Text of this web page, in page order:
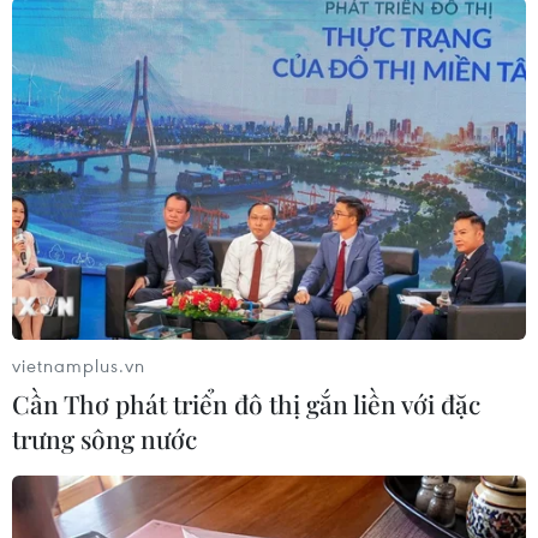
năng. Nhờ sự nỗ lực không ngừng, Phương Anh
đã dần vượt qua những khó khăn ban đầu và
hòa nhập tốt với môi trường học tập mới.
Trong suốt năm tháng học cấp 2, Phương Anh
không tránh khỏi những lời trêu ghẹo của bạn
bè vì sự khác biệt của mình. Nhớ lại quãng thời
gian ấy, em chia sẻ: “Lúc đầu, một số bạn cũng
hay trêu chọc. Tuy nhiên, em không hề nao
núng mà chọn cách ứng xử khôn khéo. Thay vì
phản ứng gay gắt, mình chọn im lặng hoặc trò
chuyện nhẹ nhàng để giải thích cho các bạn
hiểu. Dần dần, họ cũng nhận ra sự khác biệt của
mình và tôn trọng mình hơn.”
Dù từng bị hàng xóm nói rằng “mù thì làm được
gì”, nhưng Phương Anh chỉ mặc kệ rồi dạ vâng
vietnamplus.vn
Cần Thơ phát triển đô thị gắn liền với đặc
trưng sông nước